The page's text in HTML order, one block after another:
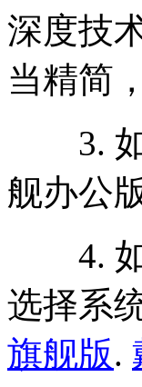
深度技
当精简
3. 如
舰办公
4. 如
选择系
旗舰版.